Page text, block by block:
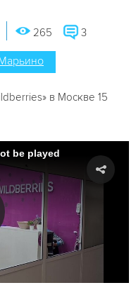
265 3
в Москве 15
be played